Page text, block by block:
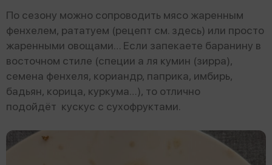
По сезону можно сопроводить мясо жаренным
фенхелем, рататуем (рецепт см. здесь) или просто
жаренными овощами… Если запекаете баранину в
восточном стиле (специи а ля кумин (зирра),
семена фенхеля, кориандр, паприка, имбирь,
бадьян, корица, куркума…), то отлично
подойдёт кускус с сухофруктами.